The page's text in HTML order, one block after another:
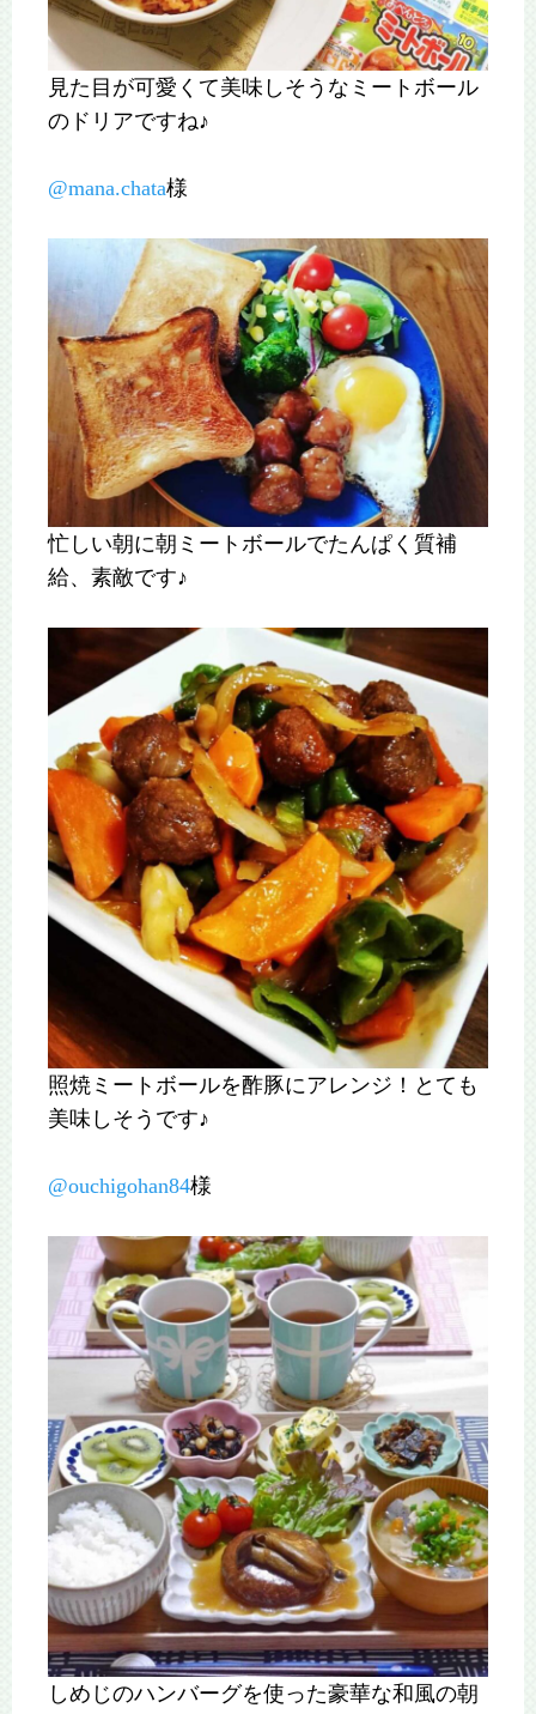
見た目が可愛くて美味しそうなミートボール
のドリアですね♪
@mana.chata様
忙しい朝に朝ミートボールでたんぱく質補
給、素敵です♪
照焼ミートボールを酢豚にアレンジ！とても
美味しそうです♪
@ouchigohan84様
しめじのハンバーグを使った豪華な和風の朝